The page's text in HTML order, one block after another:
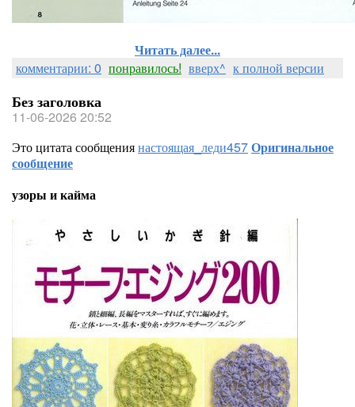
Читать далее...
комментарии: 0 понравилось! вверх^ к полной версии
Без заголовка
11-06-2026 20:52
Это цитата сообщениянастоящая_леди457Оригинальное
сообщение
узоры и кайма